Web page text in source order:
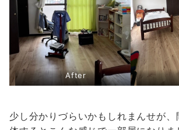
After
少し分かりづらいかもしれまんせが、